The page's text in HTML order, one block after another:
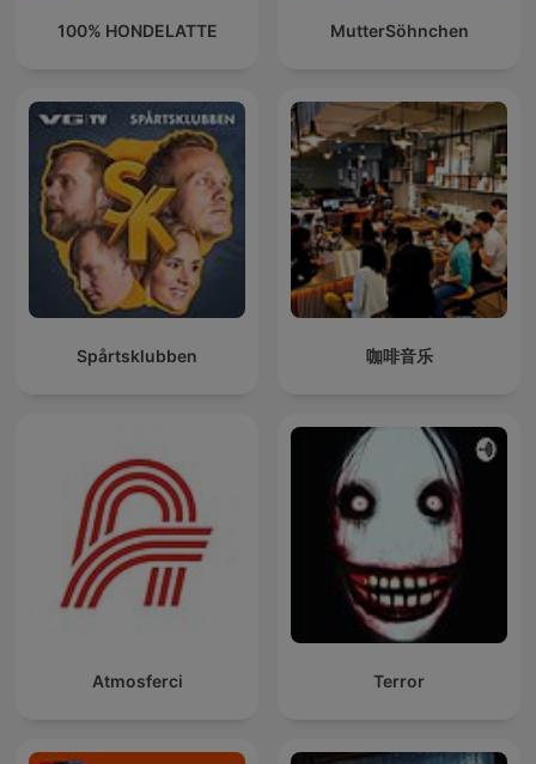
100% HONDELATTE MutterSöhnchen
Spårtsklubben 咖啡音乐
Atmosferci Terror